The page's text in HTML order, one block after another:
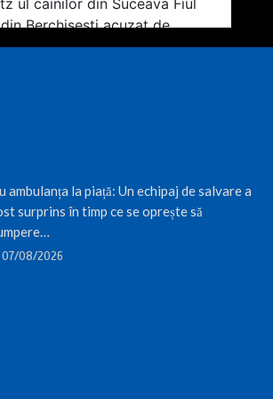
ambulanța la piață: Un echipaj de salvare a
surprins în timp ce se oprește să
07/08/2026